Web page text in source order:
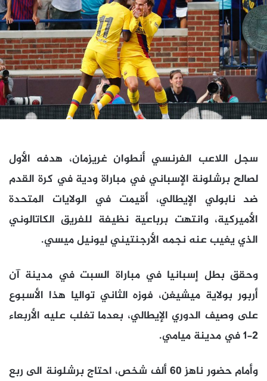
سجل اللاعب الفرنسي أنطوان غريزمان، هدفه الأول
لصالح برشلونة الإسباني في مباراة ودية في كرة القدم
ضد نابولي الإيطالي، أقيمت في الولايات المتحدة
الأميركية، وانتهت برباعية نظيفة للفريق الكاتالوني
الذي يغيب عنه نجمه الأرجنتيني ليونيل ميسي.
وحقق بطل إسبانيا في مباراة السبت في مدينة آن
أربور بولاية ميشيغن، فوزه الثاني تواليا هذا الأسبوع
على وصيف الدوري الإيطالي، بعدما تغلب عليه الأربعاء
2-1 في مدينة ميامي.
وأمام حضور ناهز 60 ألف شخص، احتاج برشلونة الى ربع